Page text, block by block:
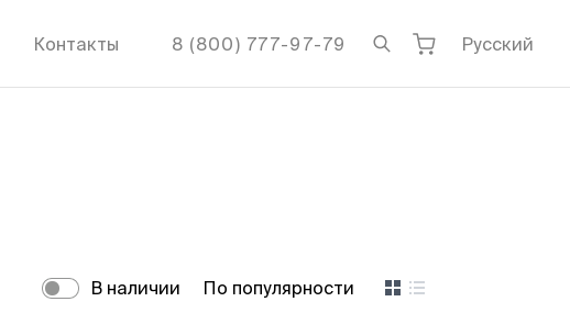
Контакты 8 (800) 777-97-79 Русский
В наличии По популярности